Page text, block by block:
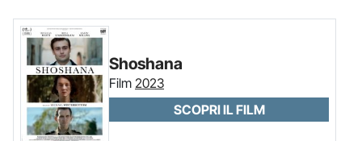
Shoshana
Film 2023
SCOPRI IL FILM